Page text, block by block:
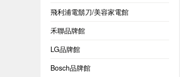
飛利浦電鬍刀/美容家電館
禾聯品牌館
LG品牌館
Bosch品牌館